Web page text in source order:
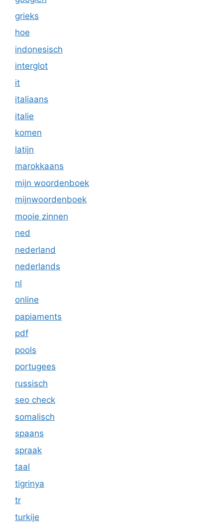
grieks
hoe
indonesisch
interglot
it
italiaans
italie
komen
latijn
marokkaans
mijn woordenboek
mijnwoordenboek
mooie zinnen
ned
nederland
nederlands
nl
online
papiaments
pdf
pools
portugees
russisch
seo check
somalisch
spaans
spraak
taal
tigrinya
tr
turkije